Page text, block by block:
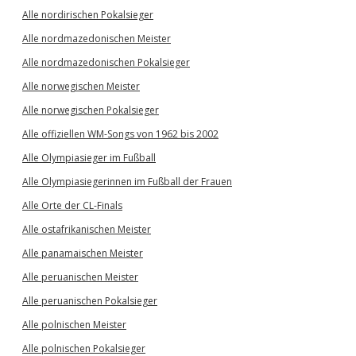
Alle nordirischen Pokalsieger
Alle nordmazedonischen Meister
Alle nordmazedonischen Pokalsieger
Alle norwegischen Meister
Alle norwegischen Pokalsieger
Alle offiziellen WM-Songs von 1962 bis 2002
Alle Olympiasieger im Fußball
Alle Olympiasiegerinnen im Fußball der Frauen
Alle Orte der CL-Finals
Alle ostafrikanischen Meister
Alle panamaischen Meister
Alle peruanischen Meister
Alle peruanischen Pokalsieger
Alle polnischen Meister
Alle polnischen Pokalsieger